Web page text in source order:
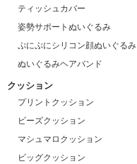
ティッシュカバー
姿勢サポートぬいぐるみ
ぷにぷにシリコン顔ぬいぐるみ
ぬいぐるみヘアバンド
クッション
プリントクッション
ビーズクッション
マシュマロクッション
ビッグクッション